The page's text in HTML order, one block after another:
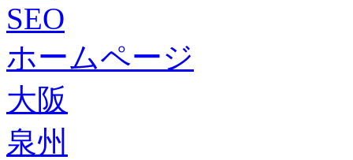
SEO
ホームページ
大阪
泉州